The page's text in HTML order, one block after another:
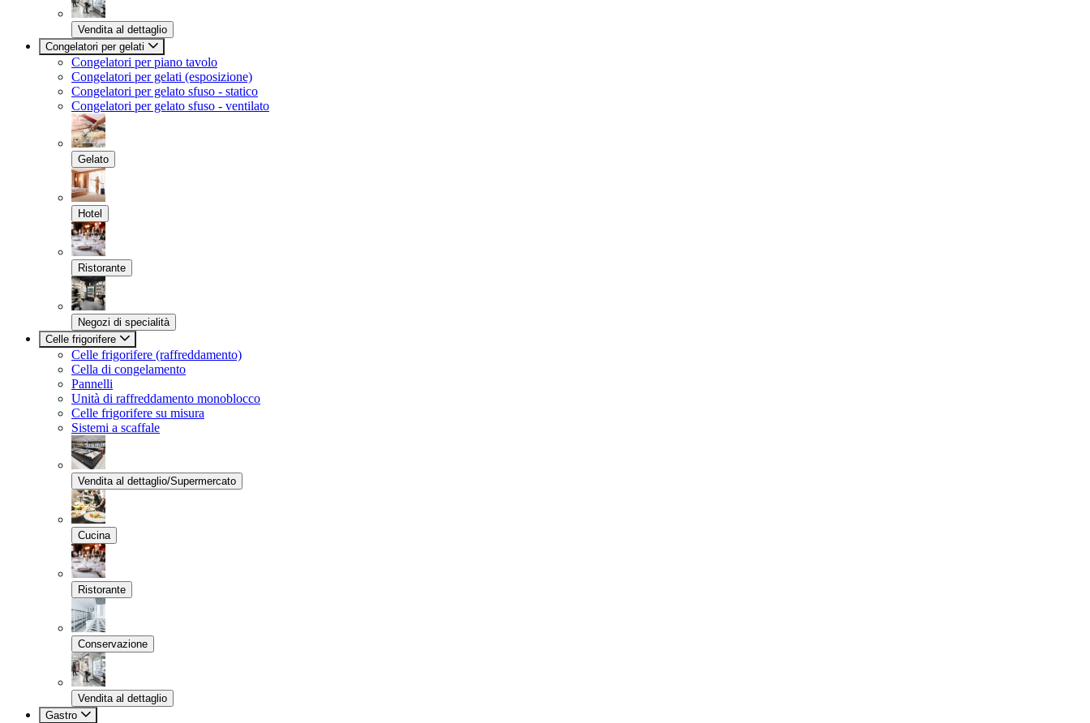
Vendita al dettaglio
Congelatori per gelati
Congelatori per piano tavolo
Congelatori per gelati (esposizione)
Congelatori per gelato sfuso - statico
Congelatori per gelato sfuso - ventilato
Gelato
Hotel
Ristorante
Negozi di specialità
Celle frigorifere
Celle frigorifere (raffreddamento)
Cella di congelamento
Pannelli
Unità di raffreddamento monoblocco
Celle frigorifere su misura
Sistemi a scaffale
Vendita al dettaglio/Supermercato
Cucina
Ristorante
Conservazione
Vendita al dettaglio
Gastro